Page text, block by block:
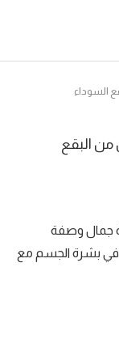
السوداء
من البقع
جمال وصفة
في بشرة الجسم مع